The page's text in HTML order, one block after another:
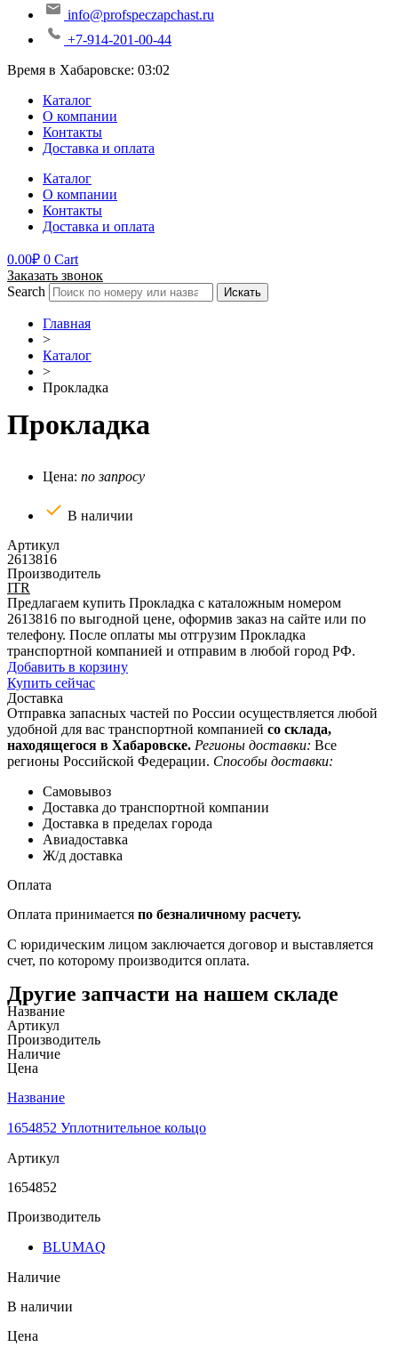
info@profspeczapchast.ru
+7-914-201-00-44
Время в Хабаровске: 03:02
Каталог
О компании
Контакты
Доставка и оплата
Каталог
О компании
Контакты
Доставка и оплата
0.00₽ 0 Cart
Заказать звонок
Search
Искать
Главная
>
Каталог
>
Прокладка
Прокладка
Цена: по запросу
В наличии
Артикул
2613816
Производитель
ITR
Предлагаем купить Прокладка с каталожным номером
2613816 по выгодной цене, оформив заказ на сайте или по
телефону. После оплаты мы отгрузим Прокладка
транспортной компанией и отправим в любой город РФ.
Добавить в корзину
Купить сейчас
Доставка
Отправка запасных частей по России осуществляется любой
удобной для вас транспортной компанией со склада,
находящегося в Хабаровске. Регионы доставки: Все
регионы Российской Федерации. Способы доставки:
Самовывоз
Доставка до транспортной компании
Доставка в пределах города
Авиадоставка
Ж/д доставка
Оплата
Оплата принимается по безналичному расчету.
С юридическим лицом заключается договор и выставляется
счет, по которому производится оплата.
Другие запчасти на нашем складе
Название
Артикул
Производитель
Наличие
Цена
Название
1654852 Уплотнительное кольцо
Артикул
1654852
Производитель
BLUMAQ
Наличие
В наличии
Цена